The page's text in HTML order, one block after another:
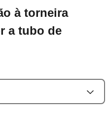
à torneira
a tubo de